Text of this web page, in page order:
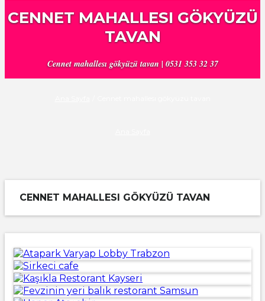
CENNET MAHALLESI GÖKYÜZÜ
TAVAN
Cennet mahallesı gökyüzü tavan | 0531 353 32 37
CENNET MAHALLESI GÖKYÜZÜ TAVAN